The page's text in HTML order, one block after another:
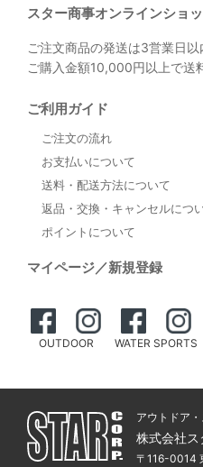
スター商事オンラインショ
ご注文商品の発送は3営業日
ご購入金額10,000円以上で送
ご利用ガイド
ご注文の流れ
お支払いについて
送料・配送方法について
返品・交換・キャンセルにつ
ポイントについて
マイページ／新規登録
OUTDOOR WATER SPORTS
アウトドア
株式会社ス
〒116-0014